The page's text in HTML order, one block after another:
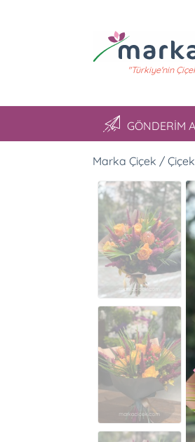
"Türkiye'nin
GÖNDERİM
Marka Çiçek / Çiçek